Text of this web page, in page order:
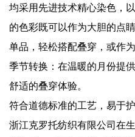
均采用先进技术精心染色，
的色彩既可以作为大胆的点
单品，轻松搭配叠穿，或作
季节转换：在温暖的月份提
舒适的叠穿体验。
符合道德标准的工艺，易于
浙江克罗托纺织有限公司在